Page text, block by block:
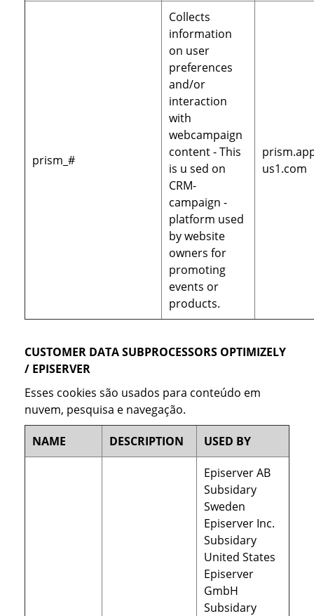
prism_#
Collects
information
on user
preferences
and/or
interaction
with
webcampaign
content - This
is u sed on
CRM-
campaign -
platform used
by website
owners for
promoting
events or
products.
us1.com
CUSTOMER DATA SUBPROCESSORS OPTIMIZELY
/ EPISERVER
Esses cookies são usados para conteúdo em
nuvem, pesquisa e navegação.
NAME DESCRIPTION USED BY
Episerver AB
Subsidary
Sweden
Episerver Inc.
Subsidary
United States
Episerver
GmbH
Subsidary